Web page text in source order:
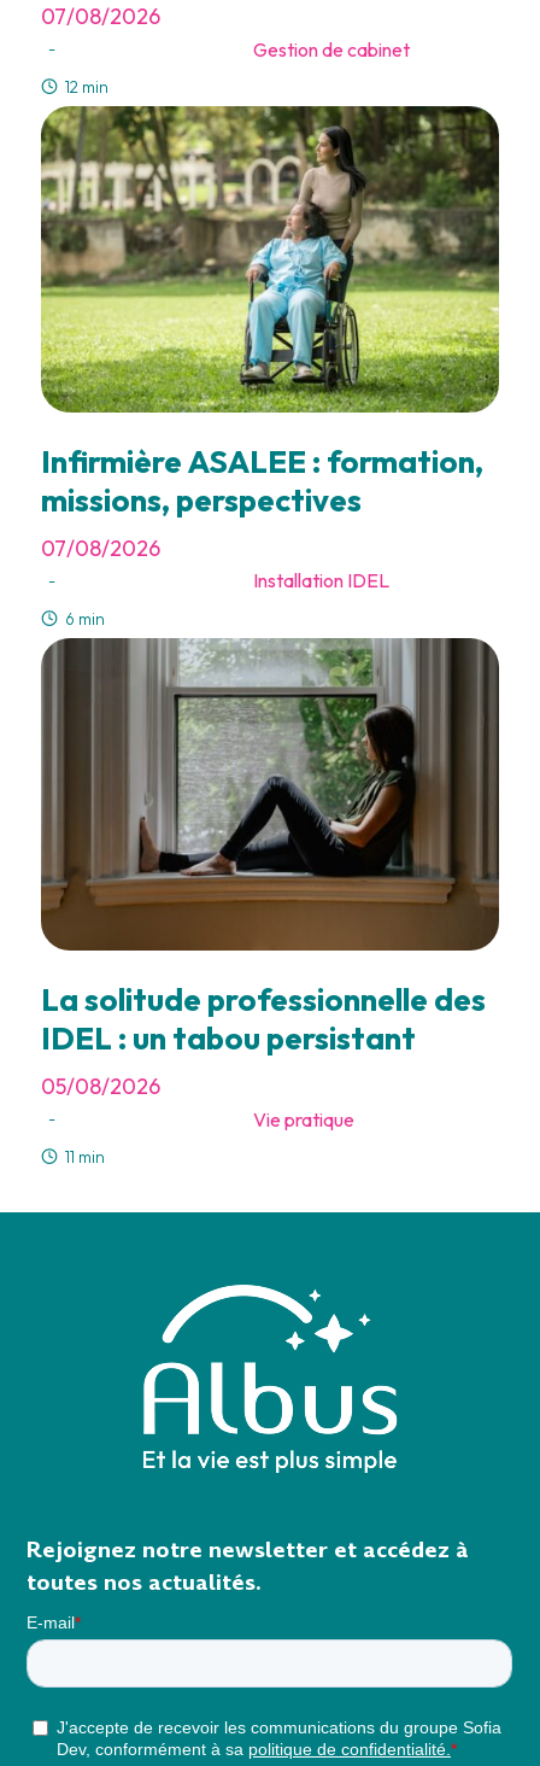
07/08/2026
- Gestion de cabinet
12 min
Infirmière ASALEE : formation,
missions, perspectives
07/08/2026
- Installation IDEL
6 min
La solitude professionnelle des
IDEL : un tabou persistant
05/08/2026
- Vie pratique
11 min
Rejoignez notre newsletter et accédez à
toutes nos actualités.